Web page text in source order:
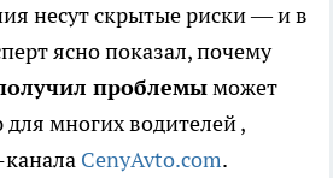
несут скрытые риски — и в
ясно показал, почему
проблемыможет
для многих водителей,
CenyAvto.com.